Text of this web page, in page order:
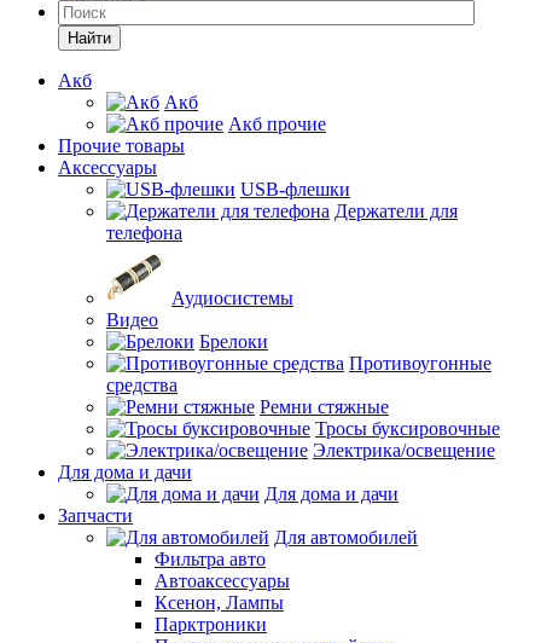
Найти
Акб
Акб
Акб прочие
Прочие товары
Аксессуары
USB-флешки
Держатели для
телефона
Аудиосистемы
Видео
Брелоки
Противоугонные
средства
Ремни стяжные
Тросы буксировочные
Электрика/освещение
Для дома и дачи
Для дома и дачи
Запчасти
Для автомобилей
Фильтра авто
Автоаксессуары
Ксенон, Лампы
Парктроники